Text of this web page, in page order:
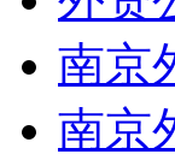
南京
南京